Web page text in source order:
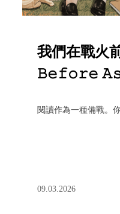
我們在戰火
𝙱𝚎𝚏𝚘𝚛𝚎
閱讀作為一種備戰。
09.03.2026